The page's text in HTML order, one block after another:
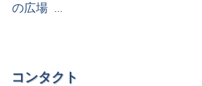
の広場
コンタクト